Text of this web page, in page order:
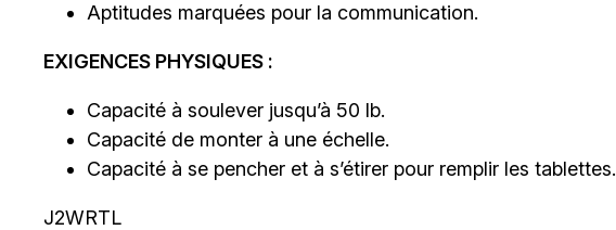
Aptitudes marquées pour la communication.
EXIGENCES PHYSIQUES :
Capacité à soulever jusqu’à 50 lb.
Capacité de monter à une échelle.
Capacité à se pencher et à s’étirer pour remplir les tablettes.
J2WRTL